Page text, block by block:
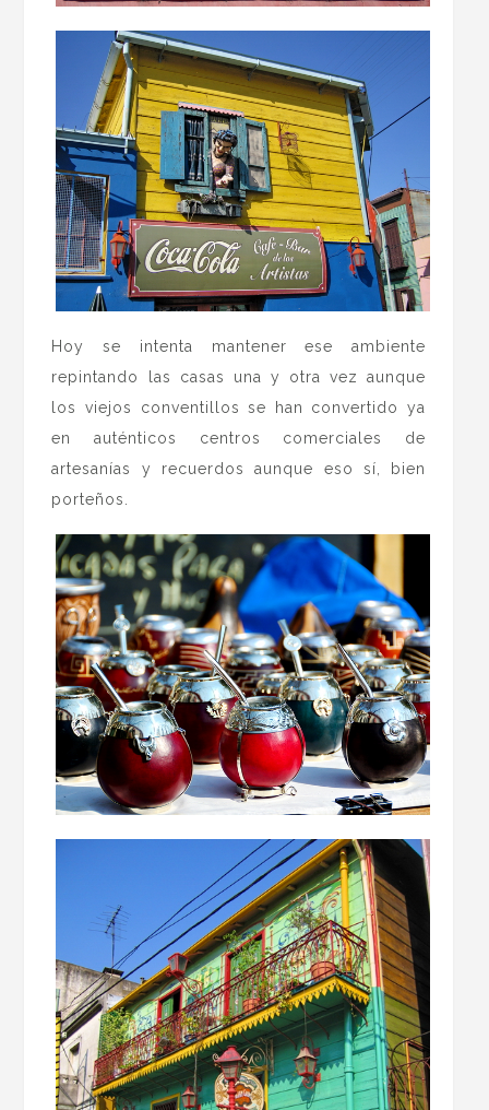
Hoy se intenta mantener ese ambiente
repintando las casas una y otra vez aunque
los viejos conventillos se han convertido ya
en auténticos centros comerciales de
artesanías y recuerdos aunque eso sí, bien
porteños.